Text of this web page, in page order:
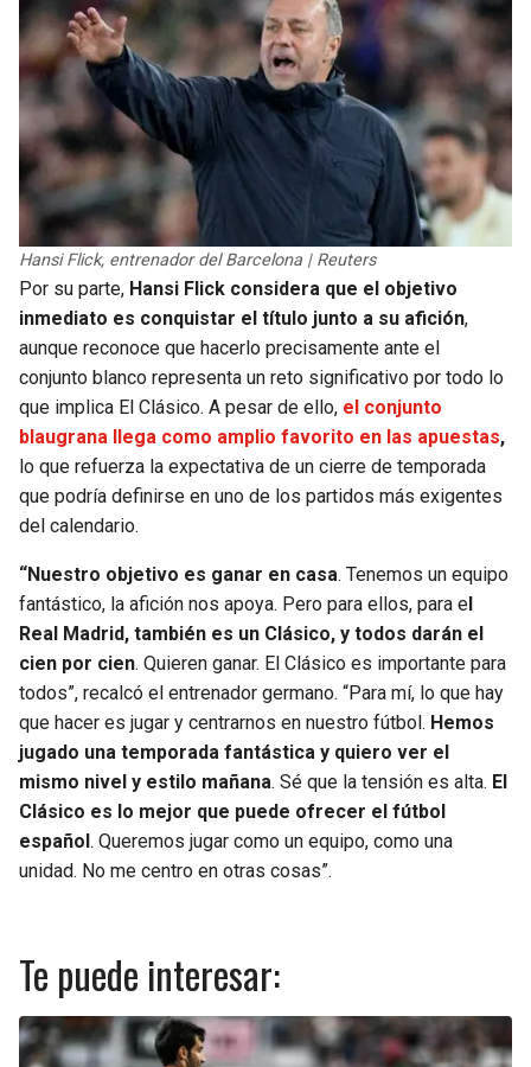
Hansi Flick, entrenador del Barcelona | Reuters
Por su parte, Hansi Flick considera que el objetivo
inmediato es conquistar el título junto a su afición,
aunque reconoce que hacerlo precisamente ante el
conjunto blanco representa un reto significativo por todo lo
que implica El Clásico. A pesar de ello, el conjunto
blaugrana llega como amplio favorito en las apuestas,
lo que refuerza la expectativa de un cierre de temporada
que podría definirse en uno de los partidos más exigentes
del calendario.
“Nuestro objetivo es ganar en casa. Tenemos un equipo
fantástico, la afición nos apoya. Pero para ellos, para e
Real Madrid, también es un Clásico, y todos darán el
cien por cien. Quieren ganar. El Clásico es importante para
todos”, recalcó el entrenador germano. “Para mí, lo que hay
que hacer es jugar y centrarnos en nuestro fútbol. Hemos
jugado una temporada fantástica y quiero ver el
mismo nivel y estilo mañana. Sé que la tensión es alta. El
Clásico es lo mejor que puede ofrecer el fútbol
español . Queremos jugar como un equipo, como una
unidad. No me centro en otras cosas”.
Te puede interesar: